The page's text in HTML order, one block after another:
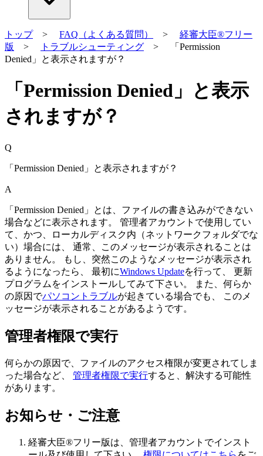
トップ> FAQ（よくある質問） > 経審大臣®フリー
版
> トラブルシューティング > 「Permission
Denied」と表示されますが？
「Permission Denied」と表示
されますが？
Q
「Permission Denied」と表示されますが？
A
「Permission Denied」とは、ファイルの書き込みができない
場合などに表示されます。 管理者アカウントで使用してい
て、かつ、ローカルディスク内（ネットワークフォルダでな
い）場合には、 通常、このメッセージが表示されることは
ありません。 もし、突然このようなメッセージが表示され
るようになったら、 最初にWindows Updateを行って、 更新
プログラムをインストールしてみて下さい。 また、何らか
の原因でパソコントラブルが起きている場合でも、 このメ
ッセージが表示されることがあるようです。
管理者権限で実行
何らかの原因で、ファイルのアクセス権限が変更されてしま
った場合など、 管理者権限で実行すると、解決する可能性
があります。
お知らせ・ご注意
経審大臣®フリー版は、管理者アカウントでインスト